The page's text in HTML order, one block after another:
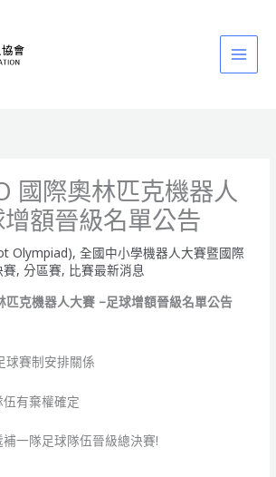
國際奧林匹克機器人
額晉級名單公告
Olympiad),全國中小學機器人大賽暨國際
,分區賽, 比賽最新消息
匹克機器人大賽 –足球增額晉級名單公告
球賽制安排關係
有棄權確定
一隊足球隊伍晉級總決賽!